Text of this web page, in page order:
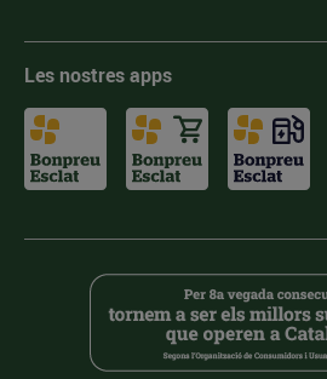
Les nostres apps